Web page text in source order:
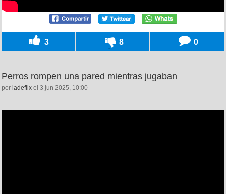
3 8 0
Perros rompen una pared mientras jugaban
por ladeflix el 3 jun 2025, 10:00